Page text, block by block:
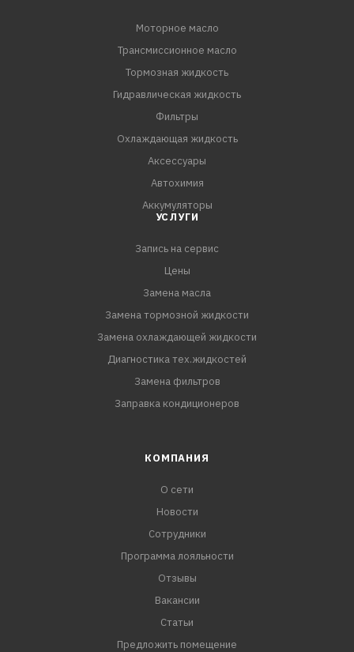
Быстрая зарядка Да
Передача данных Да
Моторное масло
Трансмиссионное масло
Тормозная жидкость
Гидравлическая жидкость
Фильтры
Охлаждающая жидкость
Аксессуары
Автохимия
Аккумуляторы
УСЛУГИ
Запись на сервис
Цены
Замена масла
Замена тормозной жидкости
Замена охлаждающей жидкости
Диагностика тех.жидкостей
Замена фильтров
Заправка кондиционеров
КОМПАНИЯ
О сети
Новости
Сотрудники
Программа лояльности
Отзывы
Вакансии
Статьи
Предложить помещение